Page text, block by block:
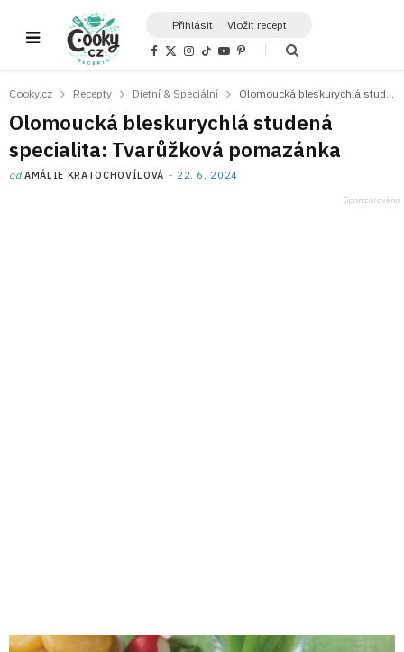
Přihlásit Vložit recept
F
b
o
k
X
i
t
e
r
)
I
a
r
a
m
T
o
Y
u
P
e
e
s
t
Cooky.cz Recepty Dietní & Speciální
Olomoucká bleskurychlá studená
specialita: Tvarůžková pomazánka
odAMÁLIE KRATOCHOVÍLOVÁ 22. 6. 2024